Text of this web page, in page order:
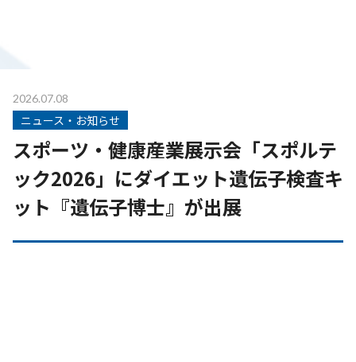
2026.07.08
ニュース・お知らせ
スポーツ・健康産業展示会「スポルテ
ック2026」にダイエット遺伝子検査キ
ット『遺伝子博士』が出展